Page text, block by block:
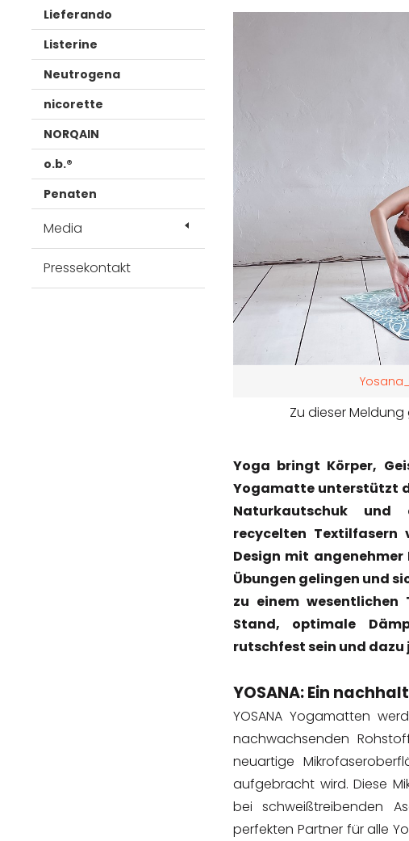
Lieferando
Listerine
Neutrogena
nicorette
NORQAIN
o.b.®
Penaten
Media
Pressekontakt
Zu dieser Meldung
Yoga bringt Körper,
Yogamatte unterstützt
Naturkautschuk und
recycelten Textilfasern
Design mit
Übungen gelingen und
zu einem
Stand, optimale
rutschfest sein und dazu
YOSANA: Ein
YOSANA Yogamatten
nachwachsenden
neuartige
aufgebracht wird. Diese
bei schweißtreibenden
perfekten Partner für alle